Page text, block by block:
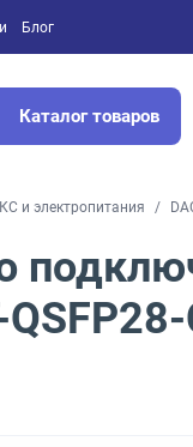
Блог
Каталог товаров
и электропитания